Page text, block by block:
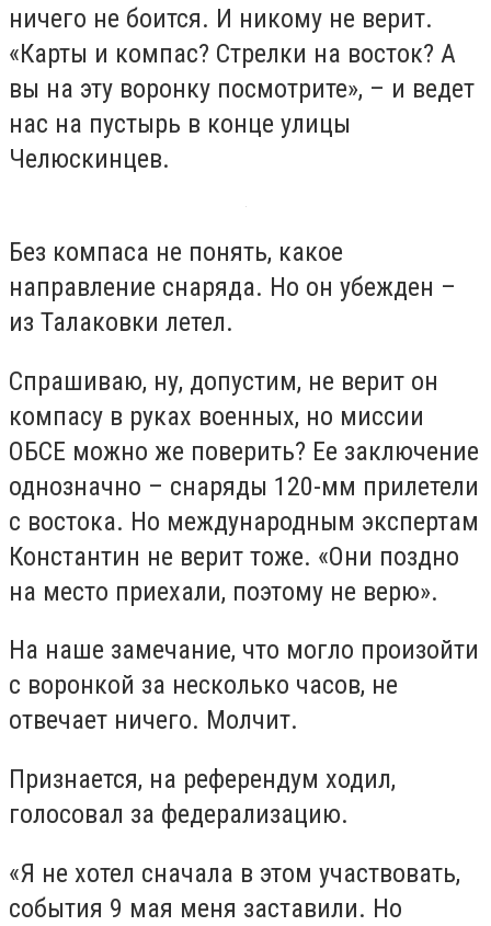
ничего не боится. И никому не верит.
«Карты и компас? Стрелки на восток? А
вы на эту воронку посмотрите», – и ведет
нас на пустырь в конце улицы
Челюскинцев.
Без компаса не понять, какое
направление снаряда. Но он убежден –
из Талаковки летел.
Спрашиваю, ну, допустим, не верит он
компасу в руках военных, но миссии
ОБСЕ можно же поверить? Ее заключение
однозначно – снаряды 120-мм прилетели
с востока. Но международным экспертам
Константин не верит тоже. «Они поздно
на место приехали, поэтому не верю».
На наше замечание, что могло произойти
с воронкой за несколько часов, не
отвечает ничего. Молчит.
Признается, на референдум ходил,
голосовал за федерализацию.
«Я не хотел сначала в этом участвовать,
события 9 мая меня заставили. Но